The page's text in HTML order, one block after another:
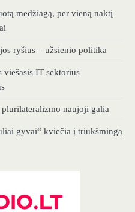
medžiagą, per vieną naktį
ryšius – užsienio politika
IT sektorius
naujoji galia
gyvai“ kviečia į triukšmingą